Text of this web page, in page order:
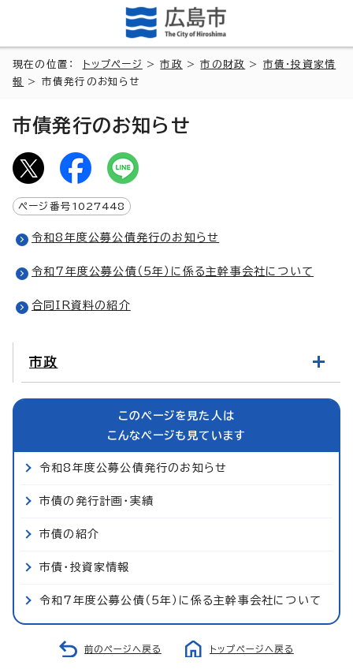
現在の位置： トップページ >市政 >市の財政 > 市債・投資家情
報
> 市債発行のお知らせ
市債発行のお知らせ
ページ番号 1027448
令和8年度公募公債発行のお知らせ
令和7年度公募公債（5年）に係る主幹事会社について
合同IR資料の紹介
市政
このページを見た人は
こんなページも見ています
令和8年度公募公債発行のお知らせ
市債の発行計画・実績
市債の紹介
市債・投資家情報
令和7年度公募公債（5年）に係る主幹事会社について
前のページへ戻る トップページへ戻る